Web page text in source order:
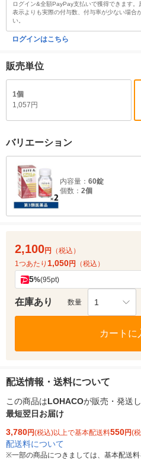
ログイン&全額PayPay支払いで獲得できます。
表示よりも実際の付与数、付与率が少ない場合
い。
ログインはこちら
販売単位
1個
1,057円
バリエーション
内容量： 60錠
個数： 2個
2,100円
（税込）
1つあたり 1,050円 （税込）
5%(95pt)
在庫あり 数量 1
カートに
配送情報・送料について
この商品はLOHACOが販売・発送し
最短翌日お届け
3,780円(税込)以上で基本配送料550円(
配送料について
※一部の商品につきましては、基本配送料